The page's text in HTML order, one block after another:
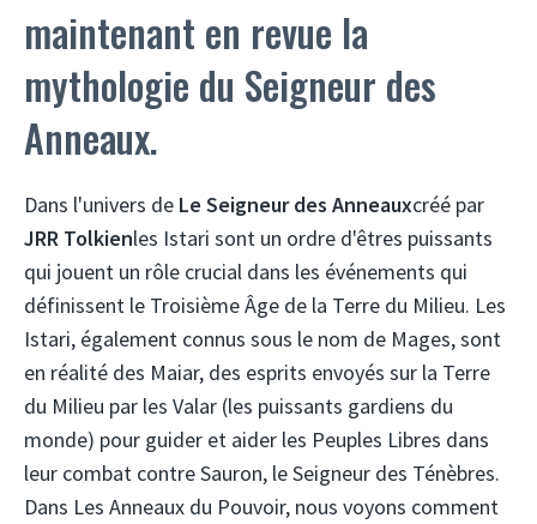
maintenant en revue la
mythologie du Seigneur des
Anneaux.
Dans l'univers de Le Seigneur des Anneauxcréé par
JRR Tolkienles Istari sont un ordre d'êtres puissants
qui jouent un rôle crucial dans les événements qui
définissent le Troisième Âge de la Terre du Milieu. Les
Istari, également connus sous le nom de Mages, sont
en réalité des Maiar, des esprits envoyés sur la Terre
du Milieu par les Valar (les puissants gardiens du
monde) pour guider et aider les Peuples Libres dans
leur combat contre Sauron, le Seigneur des Ténèbres.
Dans Les Anneaux du Pouvoir, nous voyons comment